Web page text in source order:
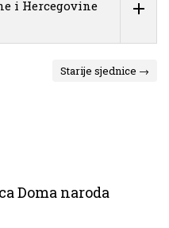
i Hercegovine
Starije sjednice →
Doma naroda